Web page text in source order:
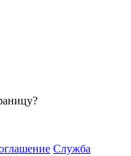
Служба